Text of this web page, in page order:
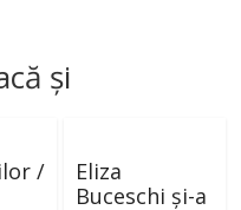
și
/
Eliza
Buceschi și-a